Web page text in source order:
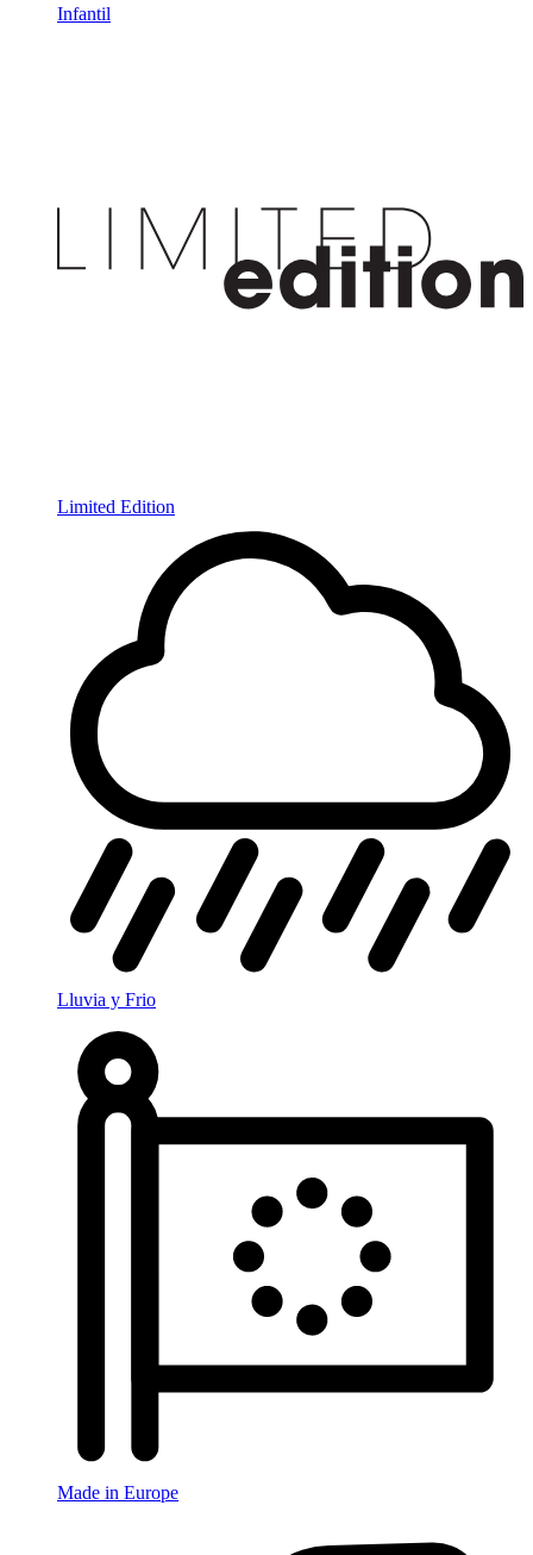
Infantil
Limited Edition
Lluvia y Frio
Made in Europe